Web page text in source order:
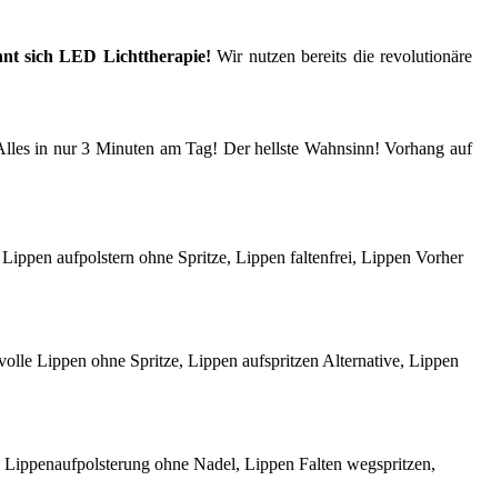
sich LED Lichttherapie! Wir nutzen bereits die revolutionäre
in nur 3 Minuten am Tag! Der hellste Wahnsinn! Vorhang auf